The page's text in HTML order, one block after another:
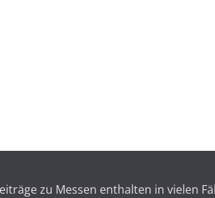
zu Messen enthalten in vielen